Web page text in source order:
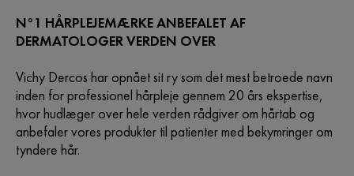
N°1 HÅRPLEJEMÆRKE ANBEFALET AF
DERMATOLOGER VERDEN OVER
Vichy Dercos har opnået sit ry som det mest betroede navn
inden for professionel hårpleje gennem 20 års ekspertise,
hvor hudlæger over hele verden rådgiver om hårtab og
anbefaler vores produkter til patienter med bekymringer om
tyndere hår.